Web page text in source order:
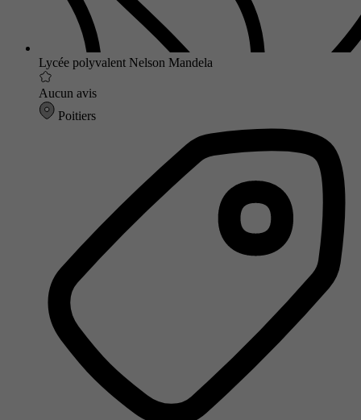
Lycée polyvalent Nelson Mandela
Aucun avis
Poitiers